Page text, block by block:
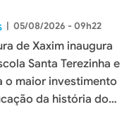
| 05/08/2026 - 09h22
de Xaxim inaugura
Santa Terezinha e
o maior investimento
da história do